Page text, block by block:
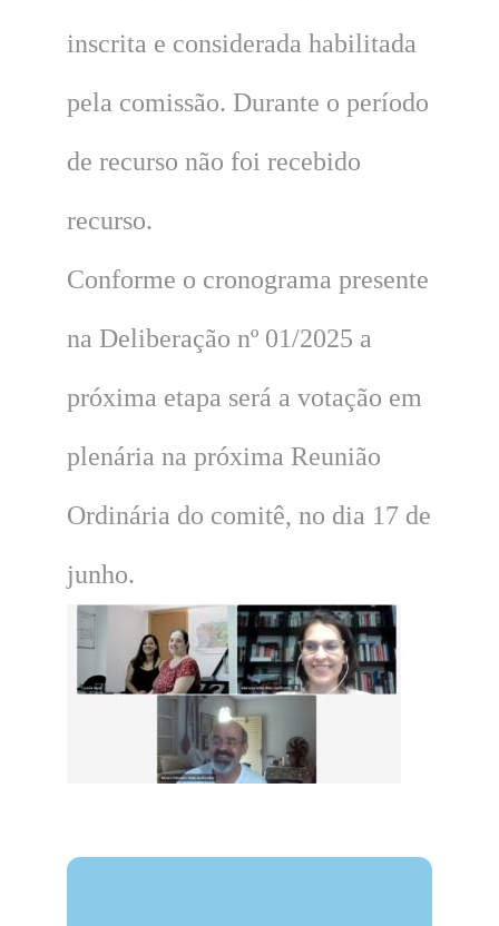
inscrita e considerada habilitada
pela comissão. Durante o período
de recurso não foi recebido
recurso.
Conforme o cronograma presente
na Deliberação nº 01/2025 a
próxima etapa será a votação em
plenária na próxima Reunião
Ordinária do comitê, no dia 17 de
junho.